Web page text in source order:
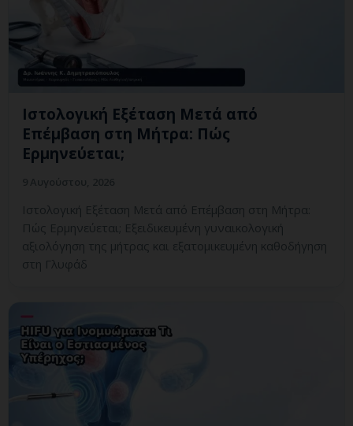
Ιστολογική Εξέταση Μετά από
Επέμβαση στη Μήτρα: Πώς
Ερμηνεύεται;
Ιστολογική Εξέταση Μετά από Επέμβαση στη Μήτρα:
Πώς Ερμηνεύεται; Εξειδικευμένη γυναικολογική
αξιολόγηση της μήτρας και εξατομικευμένη καθοδήγηση
στη Γλυφάδ